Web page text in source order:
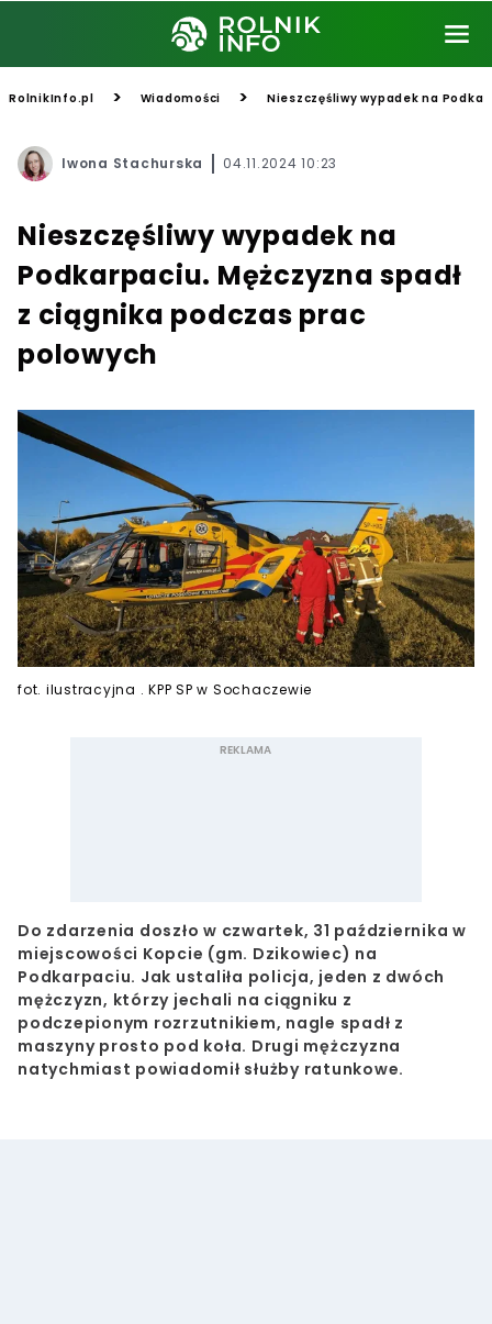
RolnikInfo.pl > Wiadomości > Nieszczęśliwy wypadek na
Iwona Stachurska 04.11.2024 10:23
Nieszczęśliwy wypadek na
Podkarpaciu. Mężczyzna spadł
z ciągnika podczas prac
polowych
fot. ilustracyjna . KPP SP w Sochaczewie
Do zdarzenia doszło w czwartek, 31 października w
miejscowości Kopcie (gm. Dzikowiec) na
Podkarpaciu. Jak ustaliła policja, jeden z dwóch
mężczyzn, którzy jechali na ciągniku z
podczepionym rozrzutnikiem, nagle spadł z
maszyny prosto pod koła. Drugi mężczyzna
natychmiast powiadomił służby ratunkowe.